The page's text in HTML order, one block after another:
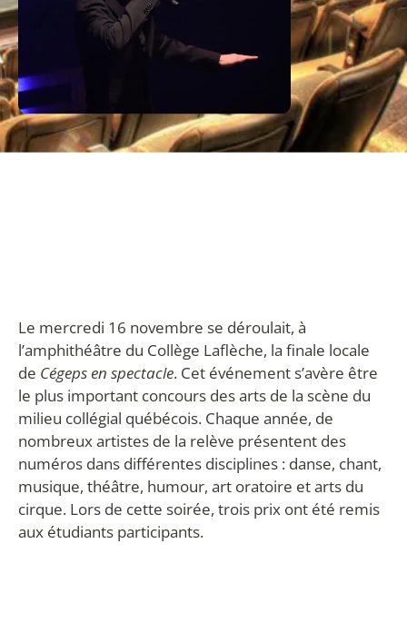
Le mercredi 16 novembre se déroulait, à
l’amphithéâtre du Collège Laflèche, la finale locale
de Cégeps en spectacle. Cet événement s’avère être
le plus important concours des arts de la scène du
milieu collégial québécois. Chaque année, de
nombreux artistes de la relève présentent des
numéros dans différentes disciplines : danse, chant,
musique, théâtre, humour, art oratoire et arts du
cirque. Lors de cette soirée, trois prix ont été remis
aux étudiants participants.